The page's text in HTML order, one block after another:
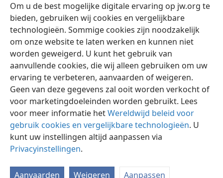
Om u de best mogelijke digitale ervaring op jw.org te
bieden, gebruiken wij cookies en vergelijkbare
technologieën. Sommige cookies zijn noodzakelijk
om onze website te laten werken en kunnen niet
worden geweigerd. U kunt het gebruik van
aanvullende cookies, die wij alleen gebruiken om uw
ervaring te verbeteren, aanvaarden of weigeren.
Geen van deze gegevens zal ooit worden verkocht of
voor marketingdoeleinden worden gebruikt. Lees
voor meer informatie hetWereldwijd beleid voor
gebruik cookies en vergelijkbare technologieën. U
kunt uw instellingen altijd aanpassen via
Privacyinstellingen.
Aanvaarden Weigeren Aanpassen
bestoken.
54 Ze waren eropuit hem op zijn woorden
te vangen. +
Nederlands Delen Instellingen
Copyright © 2026 Watch Tower Bible and Tract Society of Pennsylvania
Gebruiksvoorwaarden Privacybeleid
Privacyinstellingen
JW.ORG
Inloggen